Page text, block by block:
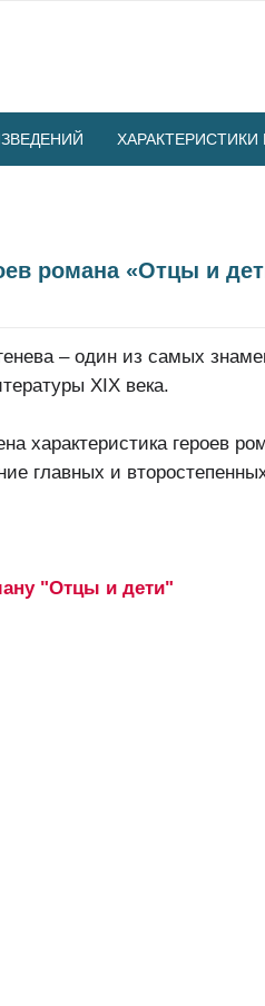
ХАРАКТЕРИСТИКИ
романа «Отцы и
– один из самых
XIX века.
характеристика героев
главных и
"Отцы и дети"